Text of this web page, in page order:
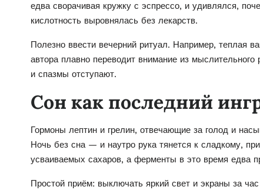
едва сворачивая кружку с эспрессо, и удивлялся,
кислотность выровнялась без лекарств.
Полезно ввести вечерний ритуал. Например, теплая
автора плавно переводит внимание из
и спазмы отступают.
Сон как последний
Гормоны лептин и грелин, отвечающие за голод и
Ночь без сна — и наутро рука тянется к сладкому,
усваиваемых сахаров, а ферменты в это время едва
Простой приём: выключать яркий свет и экраны за